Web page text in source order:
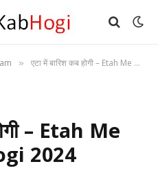
» एटा में बारिश कब होगी – Etah Me Barish Kab Hogi 2024
– Etah Me
2024